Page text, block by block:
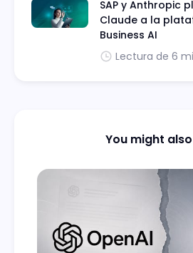
SAP y Anthropic
Claude a la
Business AI
Lectura de 6
You might